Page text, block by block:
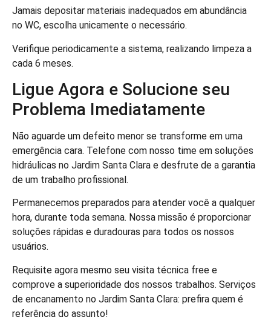
Jamais depositar materiais inadequados em abundância
no WC, escolha unicamente o necessário.
Verifique periodicamente a sistema, realizando limpeza a
cada 6 meses.
Ligue Agora e Solucione seu
Problema Imediatamente
Não aguarde um defeito menor se transforme em uma
emergência cara. Telefone com nosso time em soluções
hidráulicas no Jardim Santa Clara e desfrute de a garantia
de um trabalho profissional.
Permanecemos preparados para atender você a qualquer
hora, durante toda semana. Nossa missão é proporcionar
soluções rápidas e duradouras para todos os nossos
usuários.
Requisite agora mesmo seu visita técnica free e
comprove a superioridade dos nossos trabalhos. Serviços
de encanamento no Jardim Santa Clara: prefira quem é
referência do assunto!